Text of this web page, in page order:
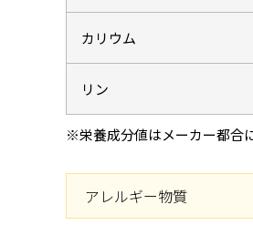
カリウム
リン
※栄養成分値はメーカー都合
アレルギー物質